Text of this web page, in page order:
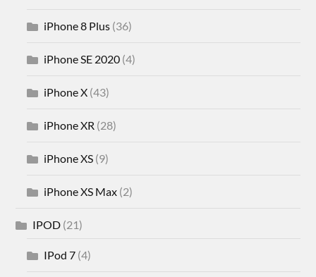
iPhone 8 Plus (36)
iPhone SE 2020 (4)
iPhone X (43)
iPhone XR (28)
iPhone XS (9)
iPhone XS Max (2)
IPOD (21)
IPod 7 (4)